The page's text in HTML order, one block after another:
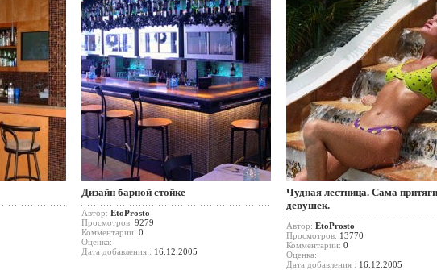
Дизайн барной стойке
Автор: EtoProsto
Просмотров: 9279
Комментарии: 0
Оценка:
Дата добавления : 16.12.2005
Чудная лестница. Сама
девушек.
Автор: EtoProsto
Просмотров: 13770
Комментарии: 0
Оценка:
Дата добавления : 16.12.2005